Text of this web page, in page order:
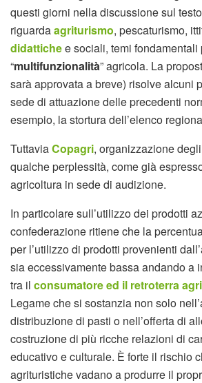
questi giorni nella discussione sul
riguardaagriturismo, pescaturismo,
didattichee sociali, temi fondamentali
“multifunzionalità” agricola. La
sarà approvata a breve) risolve alcuni
sede di attuazione delle precedenti
esempio, la stortura dell’elenco
TuttaviaCopagri, organizzazione
qualche perplessità, come già
agricoltura in sede di audizione.
In particolare sull’utilizzo dei prodotti
confederazione ritiene che la
per l’utilizzo di prodotti provenienti
sia eccessivamente bassa andando a
tra il consumatore ed il retroterra
Legame che si sostanzia non solo
distribuzione di pasti o nell’offerta di
costruzione di più ricche relazioni di
educativo e culturale. È forte il rischio
agrituristiche vadano a produrre il